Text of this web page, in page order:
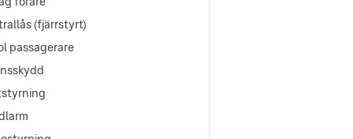
(fjärrstyrt)
passagerare